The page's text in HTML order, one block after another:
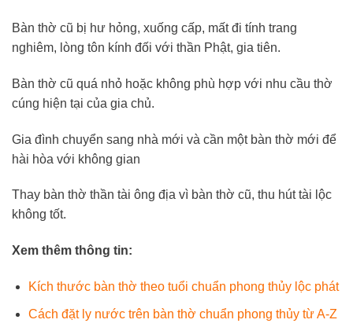
Bàn thờ cũ bị hư hỏng, xuống cấp, mất đi tính trang
nghiêm, lòng tôn kính đối với thần Phật, gia tiên.
Bàn thờ cũ quá nhỏ hoặc không phù hợp với nhu cầu thờ
cúng hiện tại của gia chủ.
Gia đình chuyển sang nhà mới và cần một bàn thờ mới để
hài hòa với không gian
Thay bàn thờ thần tài ông địa vì bàn thờ cũ, thu hút tài lộc
không tốt.
Xem thêm thông tin:
Kích thước bàn thờ theo tuổi chuẩn phong thủy lộc phát
Cách đặt ly nước trên bàn thờ chuẩn phong thủy từ A-Z